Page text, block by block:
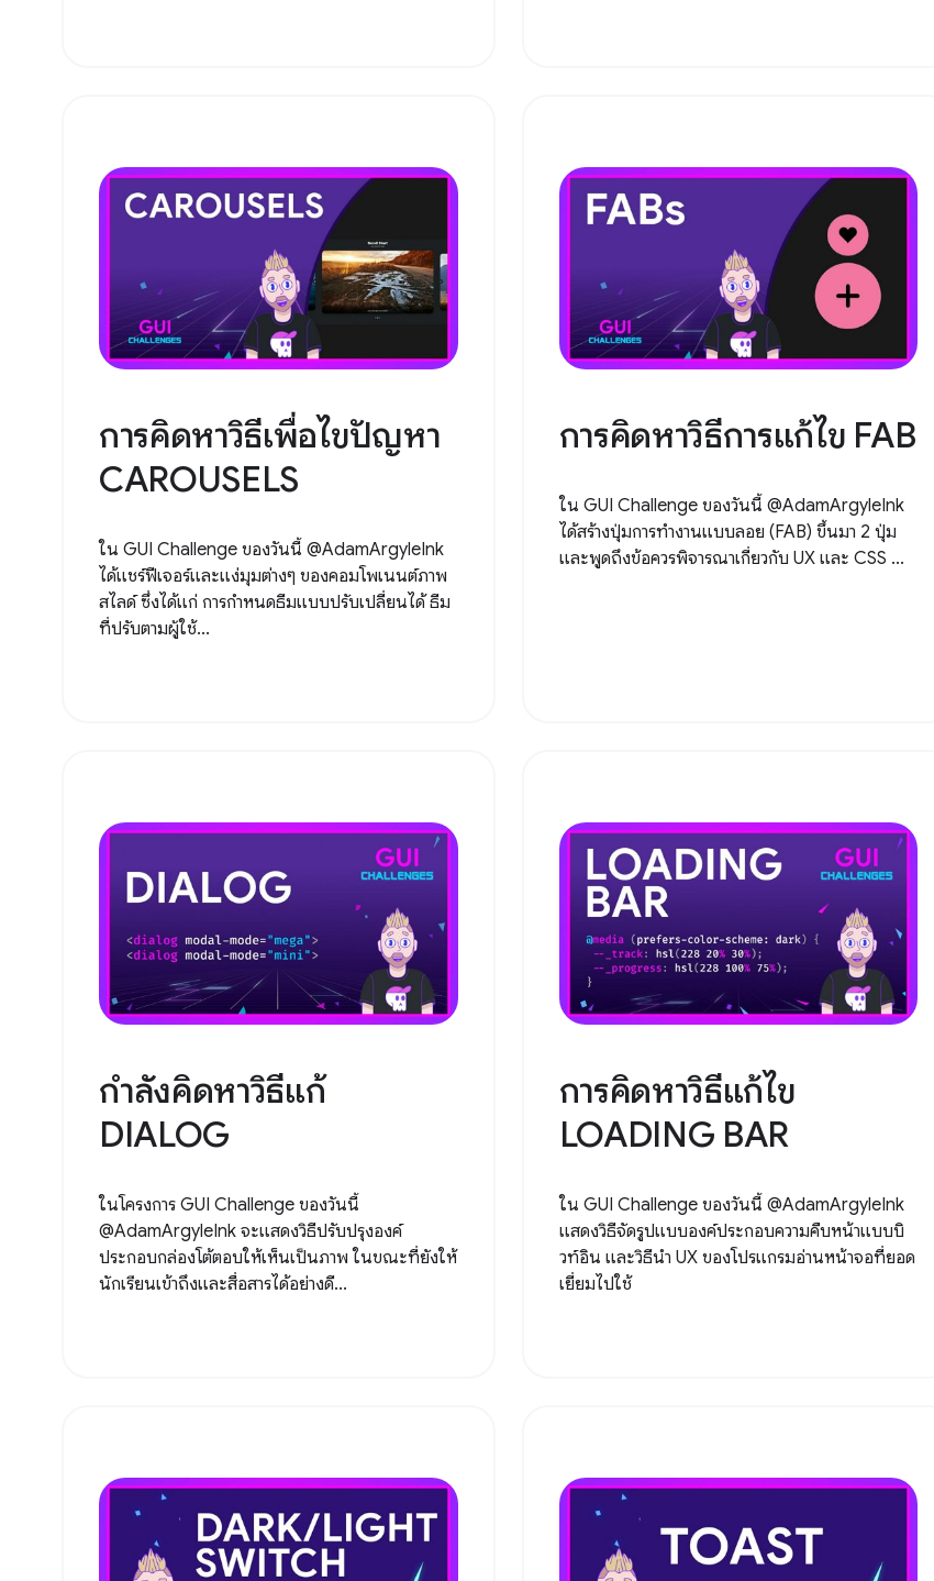
การคิดหาวิธีเพื่อไขปัญหา
CAROUSELS
ใน GUI Challenge ของวันนี้ @AdamArgyleInk
ได้แชร์ฟีเจอร์และแง่มุมต่างๆ ของคอมโพเนนต์ภาพ
สไลด์ ซึ่งได้แก่ การกำหนดธีมแบบปรับเปลี่ยนได้ ธีม
ที่ปรับตามผู้ใช้...
การคิดหาวิธีการแก้ไข FAB
ใน GUI Challenge ของวันนี้ @AdamArgyleInk
ได้สร้างปุ่มการทำงานแบบลอย (FAB) ขึ้นมา 2 ปุ่ม
และพูดถึงข้อควรพิจารณาเกี่ยวกับ UX และ CSS ...
กำลังคิดหาวิธีแก้
DIALOG
ในโครงการ GUI Challenge ของวันนี้
@AdamArgyleInk จะแสดงวิธีปรับปรุงองค์
ประกอบกล่องโต้ตอบให้เห็นเป็นภาพ ในขณะที่ยังให้
นักเรียนเข้าถึงและสื่อสารได้อย่างดี...
การคิดหาวิธีแก้ไข
LOADING BAR
ใน GUI Challenge ของวันนี้ @AdamArgyleInk
แสดงวิธีจัดรูปแบบองค์ประกอบความคืบหน้าแบบบิ
วท์อิน และวิธีนำ UX ของโปรแกรมอ่านหน้าจอที่ยอด
เยี่ยมไปใช้